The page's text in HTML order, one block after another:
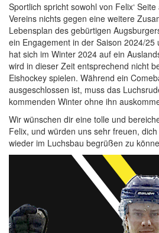
Sportlich spricht sowohl von Felix‘
Vereins nichts gegen eine weitere
Lebensplan des gebürtigen
ein Engagement in der Saison 2024/25
hat sich im Winter 2024 auf ein
wird in dieser Zeit entsprechend nicht
Eishockey spielen. Während ein
ausgeschlossen ist, muss das
kommenden Winter ohne ihn
Wir wünschen dir eine tolle und
Felix, und würden uns sehr freuen,
wieder im Luchsbau begrüßen zu